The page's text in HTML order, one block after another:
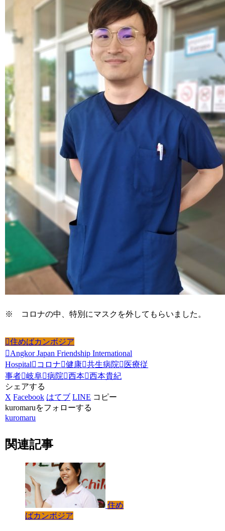
※ コロナの中、特別にマスクを外してもらいました。
住めばカンボジア
Angkor Japan Friendship International
Hospital
コロナ 健康 共生病院
医療従
事者 岐阜 病院 西本 西本貴紀
シェアする
X Facebook はてブ LINE コピー
kuromaruをフォローする
kuromaru
関連記事
住め
ばカンボジア